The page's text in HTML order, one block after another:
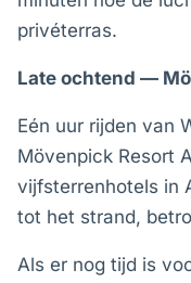
privéterras.
Late ochtend —
Eén uur rijden van
Mövenpick Resort
vijfsterrenhotels in
tot het strand,
Als er nog tijd is